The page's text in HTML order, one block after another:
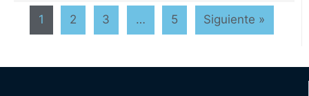
1 2 3 … 5 Siguiente »